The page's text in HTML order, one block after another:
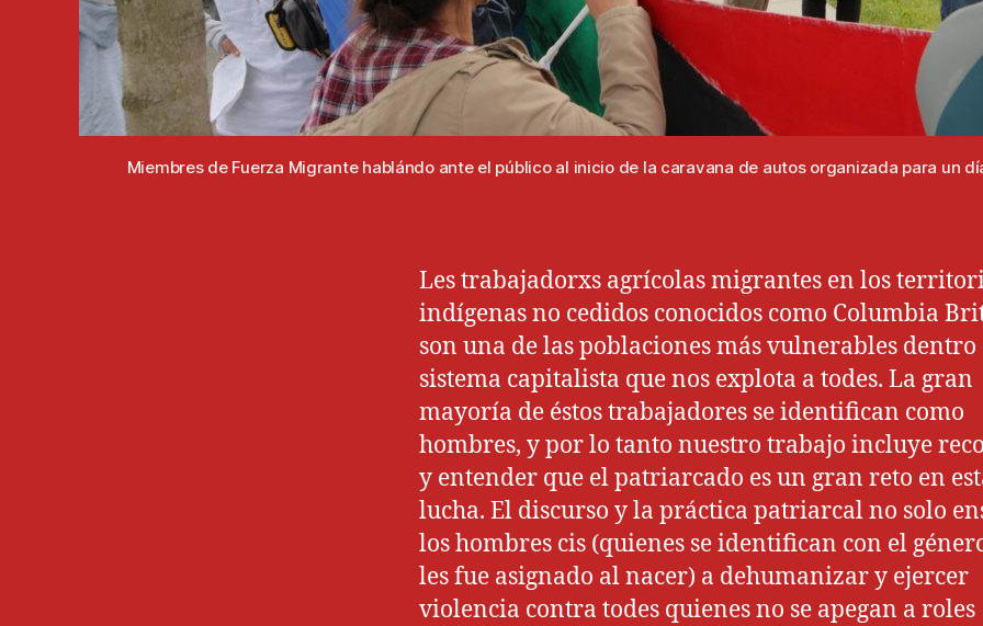
Miembres de Fuerza Migrante hablándo ante el público al inicio de la caravana de autos organizada para un
Les trabajadorxs agrícolas migrantes en los
indígenas no cedidos conocidos como Columbia
son una de las poblaciones más vulnerables dentro
sistema capitalista que nos explota a todes. La gran
mayoría de éstos trabajadores se identifican como
hombres, y por lo tanto nuestro trabajo incluye
y entender que el patriarcado es un gran reto en
lucha. El discurso y la práctica patriarcal no solo
los hombres cis (quienes se identifican con el
les fue asignado al nacer) a dehumanizar y ejercer
violencia contra todes quienes no se apegan a roles